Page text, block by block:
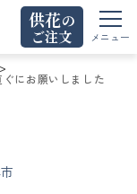
供花の
ご注文
メニュー
にお願いしました